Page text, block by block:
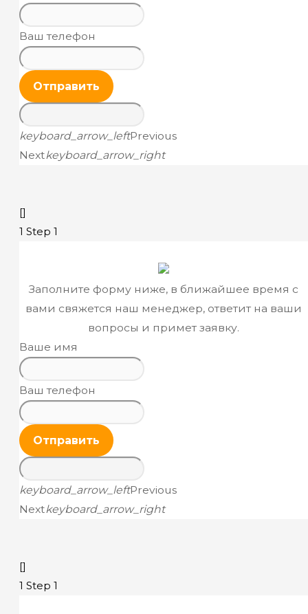
Ваш телефон
Отправить
keyboard_arrow_leftPrevious
Nextkeyboard_arrow_right
[]
1 Step 1
Заполните форму ниже, в ближайшее время с
вами свяжется наш менеджер, ответит на ваши
вопросы и примет заявку.
Ваше имя
Ваш телефон
Отправить
keyboard_arrow_leftPrevious
Nextkeyboard_arrow_right
[]
1 Step 1